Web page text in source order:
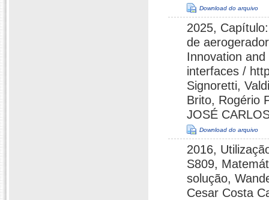
Download do arquivo
2025,
de
Innovation
interfaces /
Signoretti,
Brito, Rogério
JOSÉ
Download do arquivo
2016,
S809,
solução,
Cesar Costa